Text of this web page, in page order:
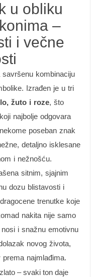
u obliku
–
i večne
kombinaciju
Izrađen je u tri
žuto i roze, što
najbolje odgovara
poseban znak
detaljno isklesane
i nežnošću.
sitnim, sjajnim
dozu blistavosti i
trenutke koje
nakita nije samo
i snažnu emotivnu
novog života,
najmlađima.
– svaki ton daje